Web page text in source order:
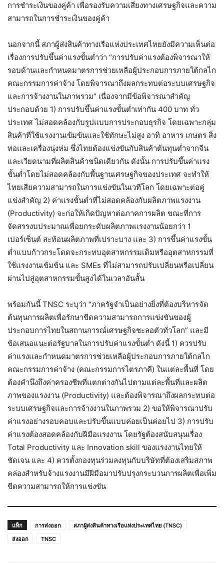
การชำระเงินของคู่ค้า เพื่อรองรับความเสี่ยงทางเศรษฐกิจและความ
สามารถในการชำระเงินของคู่ค้า
นอกจากนี้ สภาผู้ส่งสินค้าทางเรือแห่งประเทศไทยยังมีความเห็นต่อ
เรื่องการปรับขึ้นค่าแรงขั้นต่ำว่า “การปรับค่าแรงต้องพิจารณาให้
รอบด้านและกำหนดมาตรการช่วยเหลือผู้ประกอบการภายใต้กลไก
คณะกรรมการค่าจ้าง โดยพิจารณาถึงผลกระทบต่อระบบเศรษฐกิจ
และการจ้างงานในภาพรวม” เนื่องจากมีข้อพิจารณาสำคัญ
ประกอบด้วย 1) การปรับขึ้นค่าแรงขั้นต่ำเท่ากัน 400 บาท ทั่ว
ประเทศ ไม่สอดคล้องกับรูปแบบการประกอบธุรกิจ โดยเฉพาะกลุ่ม
สินค้าที่ใช้แรงงานเข้มข้นและใช้ทักษะไม่สูง อาทิ อาหาร เกษตร สิ่ง
ทอและเครื่องนุ่งห่ม ซึ่งไทยต้องแข่งขันกับสินค้าต้นทุนต่ำจากจีน
และเวียดนามที่ผลิตสินค้าชนิดเดียวกัน ดังนั้น การปรับขึ้นค่าแรง
ขั้นต่ำโดยไม่สอดคล้องกับพื้นฐานเศรษฐกิจของประเทศ จะทำให้
ไทยเสียความสามารถในการแข่งขันในเวทีโลก โดยเฉพาะต่อคู่
แข่งสำคัญ 2) ค่าแรงขั้นต่ำที่ไม่สอดคล้องกับผลิตภาพแรงงาน
(Productivity) จะก่อให้เกิดปัญหาต่อภาคการผลิต ขณะที่การ
จัดสรรงบประมาณเพื่อยกระดับผลิตภาพแรงงานน้อยกว่า 1
เปอร์เซ็นต์ สะท้อนผลิตภาพที่เปราะบาง และ 3) การขึ้นค่าแรงขั้น
ต่ำแบบก้าวกระโดดจะกระทบอุตสาหกรรมเดิมหรืออุตสาหกรรมที่
ใช้แรงงานเข้มข้น และ SMEs ที่ไม่สามารถปรับเปลี่ยนหรือเปลี่ยน
ผ่านไปสู่อุตสาหกรรมขั้นสูงได้ในเวลาอันสั้น
พร้อมกันนี้ TNSC ระบุว่า “ภาครัฐจำเป็นอย่างยิ่งที่ต้องบริหารจัด
ต้นทุนการผลิตเพื่อรักษาขีดความสามารถการแข่งขันของผู้
ประกอบการไทยในสถานการณ์เศรษฐกิจชะลอตัวทั่วโลก” และมี
ข้อเสนอแนะต่อรัฐบาลในการปรับค่าแรงขั้นต่ำ ดังนี้ 1) ควรปรับ
ค่าแรงและกำหนดมาตรการช่วยเหลือผู้ประกอบการภายใต้กลไก
คณะกรรมการค่าจ้าง (คณะกรรมการไตรภาคี) ในแต่ละพื้นที่ โดย
ต้องคำนึงถึงค่าครองชีพที่แตกต่างกันไปตามแต่ละพื้นที่และผลิต
ภาพของแรงงาน (Productivity) และต้องพิจารณาถึงผลกระทบต่อ
ระบบเศรษฐกิจและการจ้างงานในภาพรวม 2) ขอให้พิจารณาปรับ
ค่าแรงอย่างรอบคอบและปรับขึ้นแบบค่อยเป็นค่อยไป 3) การปรับ
ค่าแรงต้องสอดคล้องกับฝีมือแรงงาน โดยรัฐต้องสนับสนุนเรื่อง
Total Productivity และ Innovation skill ของแรงงานไทยให้
ชัดเจน และ 4) ควรตั้งกองทุนร่วมลงทุนกับบริษัทที่ต้องเสริมสภาพ
คล่องสำหรับจ้างแรงงานมีฝีมือมาปรับปรุงกระบวนการผลิตเพื่อเพิ่ม
ขีดความสามารถให้การแข่งขัน
แท็ก การส่งออก
สภาผู้ส่งสินค้าทางเรือแห่งประเทศไทย (TNSC)
ส่งออก
TNSC